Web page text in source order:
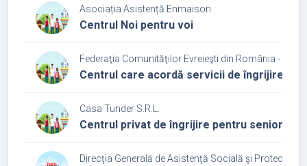
Asociația Asistență Enmaison
Centrul Noi pentru voi
Federaţia Comunităţilor Evreieşti din România -
Centrul care acordă servicii de îngrijire și
Casa Tunder S.R.L.
Centrul privat de îngrijire pentru seniori
Direcţia Generală de Asistenţă Socială şi Protecţia